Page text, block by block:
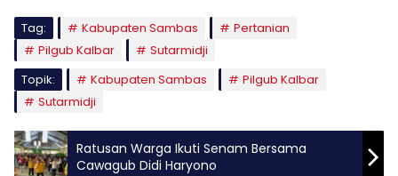
Tag: Kabupaten Sambas
Pertanian
Pilgub Kalbar
Sutarmidji
Topik:
Kabupaten Sambas
Pilgub Kalbar
Sutarmidji
Ratusan Warga Ikuti Senam Bersama
Cawagub Didi Haryono